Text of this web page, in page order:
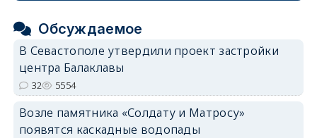
Обсуждаемое
В Севастополе утвердили проект застройки
центра Балаклавы
32 5554
Возле памятника «Солдату и Матросу»
появятся каскадные водопады